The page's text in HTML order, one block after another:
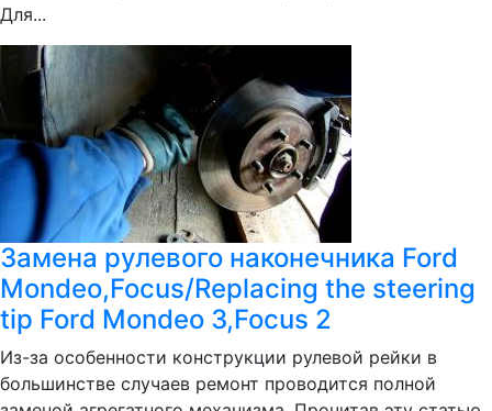
Для...
Замена рулевого наконечника Ford
Mondeo,Focus/Replacing the steering
tip Ford Mondeo 3,Focus 2
Из-за особенности конструкции рулевой рейки в
большинстве случаев ремонт проводится полной